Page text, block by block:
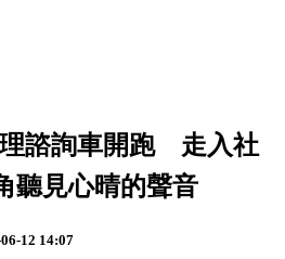
理諮詢車開跑 走入社
聽見心晴的聲音
12 14:07